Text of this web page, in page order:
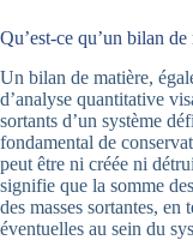
Qu’est-ce qu’un bilan de
Un bilan de matière,
d’analyse quantitative
sortants d’un système
fondamental de
peut être ni créée ni
signifie que la somme
des masses sortantes,
éventuelles au sein du